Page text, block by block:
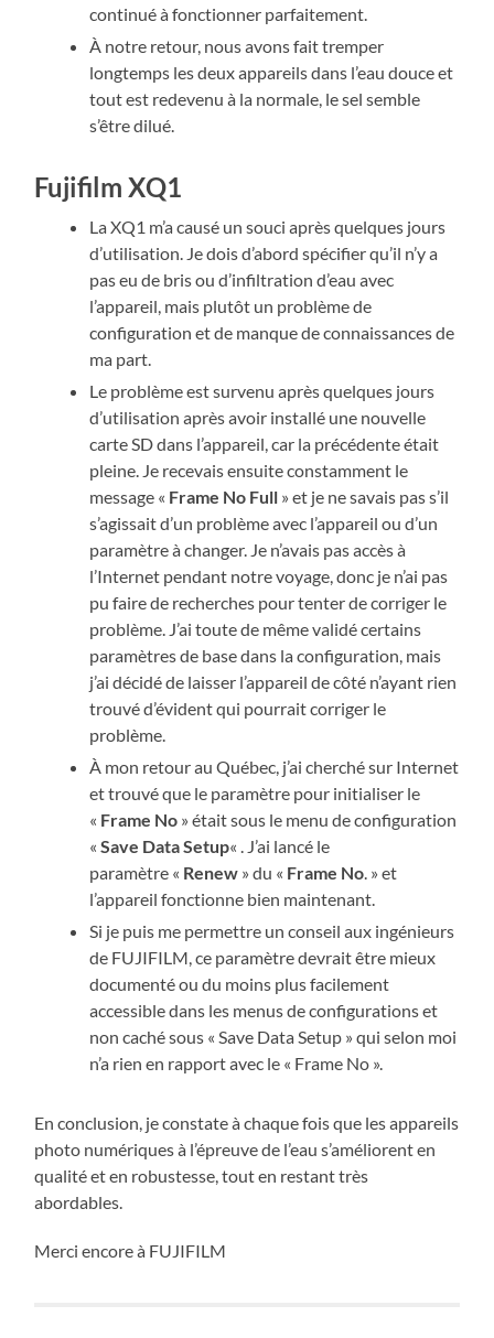
continué à fonctionner parfaitement.
À notre retour, nous avons fait tremper
longtemps les deux appareils dans l’eau douce et
tout est redevenu à la normale, le sel semble
s’être dilué.
Fujifilm XQ1
La XQ1 m’a causé un souci après quelques jours
d’utilisation. Je dois d’abord spécifier qu’il n’y a
pas eu de bris ou d’infiltration d’eau avec
l’appareil, mais plutôt un problème de
configuration et de manque de connaissances de
ma part.
Le problème est survenu après quelques jours
d’utilisation après avoir installé une nouvelle
carte SD dans l’appareil, car la précédente était
pleine. Je recevais ensuite constamment le
message « Frame No Full » et je ne savais pas s’il
s’agissait d’un problème avec l’appareil ou d’un
paramètre à changer. Je n’avais pas accès à
l’Internet pendant notre voyage, donc je n’ai pas
pu faire de recherches pour tenter de corriger le
problème. J’ai toute de même validé certains
paramètres de base dans la configuration, mais
j’ai décidé de laisser l’appareil de côté n’ayant rien
trouvé d’évident qui pourrait corriger le
problème.
À mon retour au Québec, j’ai cherché sur Internet
et trouvé que le paramètre pour initialiser le
« Frame No » était sous le menu de configuration
«Save Data Setup« . J’ai lancé le
paramètre « Renew » du « Frame No. » et
l’appareil fonctionne bien maintenant.
Si je puis me permettre un conseil aux ingénieurs
de FUJIFILM, ce paramètre devrait être mieux
documenté ou du moins plus facilement
accessible dans les menus de configurations et
non caché sous « Save Data Setup » qui selon moi
n’a rien en rapport avec le « Frame No ».
En conclusion, je constate à chaque fois que les appareils
photo numériques à l’épreuve de l’eau s’améliorent en
qualité et en robustesse, tout en restant très
abordables.
Merci encore à FUJIFILM